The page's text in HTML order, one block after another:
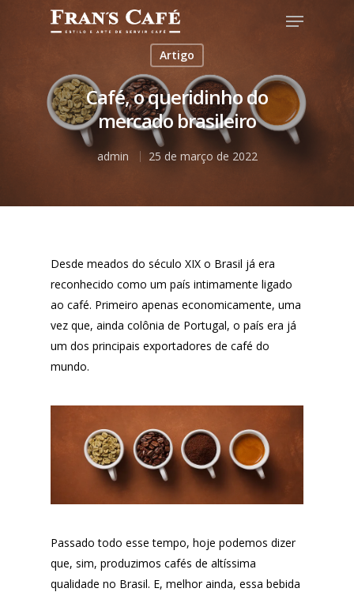
Hit enter to search or ESC to close
Artigo
Café, o queridinho do
mercado brasileiro
admin 25 de março de 2022
Desde meados do século XIX o Brasil já era
reconhecido como um país intimamente ligado
ao café. Primeiro apenas economicamente, uma
vez que, ainda colônia de Portugal, o país era já
um dos principais exportadores de café do
mundo.
Passado todo esse tempo, hoje podemos dizer
que, sim, produzimos cafés de altíssima
qualidade no Brasil. E, melhor ainda, essa bebida